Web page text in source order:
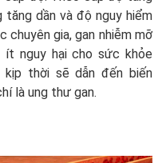
dần và độ nguy hiểm
chuyên gia, gan nhiễm mỡ
nguy hại cho sức khỏe
thời sẽ dẫn đến biến
là ung thư gan.